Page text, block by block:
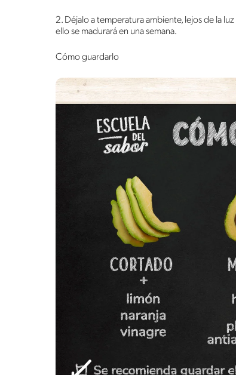
2. Déjalo a temperatura ambiente, lejos de la
ello se madurará en una semana.
Cómo guardarlo